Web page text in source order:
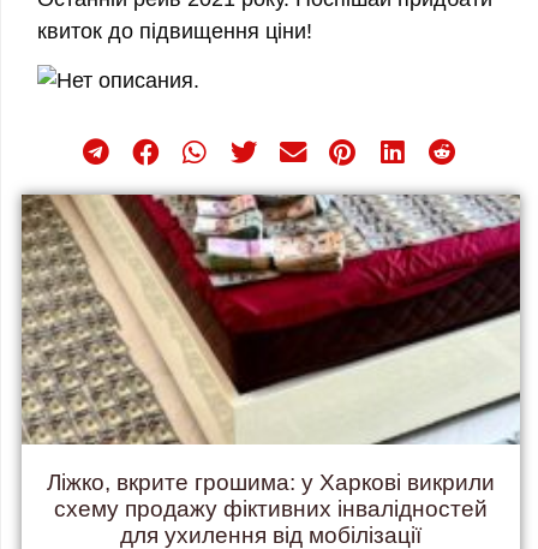
квиток до підвищення ціни!
Ліжко, вкрите грошима: у Харкові викрили
схему продажу фіктивних інвалідностей
для ухилення від мобілізації